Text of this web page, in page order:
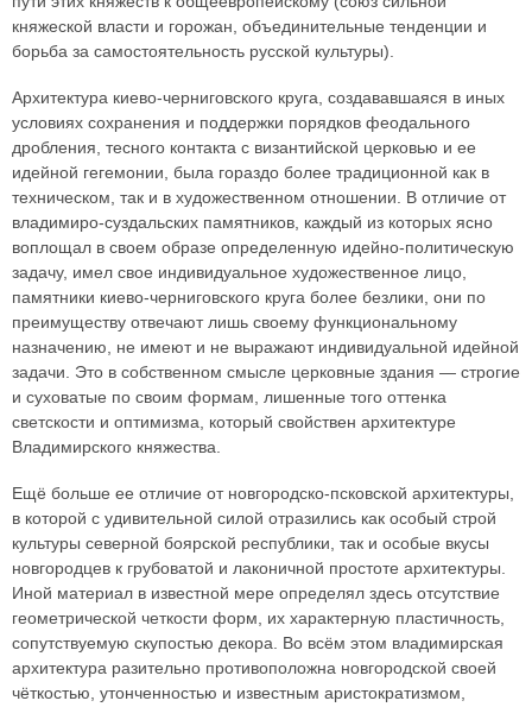
княжеской власти и горожан, объединительные тенденции и
борьба за самостоятельность русской культуры).
Архитектура киево-черниговского круга, создававшаяся в иных
условиях сохранения и поддержки порядков феодального
дробления, тесного контакта с византийской церковью и ее
идейной гегемонии, была гораздо более традиционной как в
техническом, так и в художественном отношении. В отличие от
владимиро-суздальских памятников, каждый из которых ясно
воплощал в своем образе определенную идейно-политическую
задачу, имел свое индивидуальное художественное лицо,
памятники киево-черниговского круга более безлики, они по
преимуществу отвечают лишь своему функциональному
назначению, не имеют и не выражают индивидуальной идейной
задачи. Это в собственном смысле церковные здания — строгие
и суховатые по своим формам, лишенные того оттенка
светскости и оптимизма, который свойствен архитектуре
Владимирского княжества.
Ещё больше ее отличие от новгородско-псковской архитектуры,
в которой с удивительной силой отразились как особый строй
культуры северной боярской республики, так и особые вкусы
новгородцев к грубоватой и лаконичной простоте архитектуры.
Иной материал в известной мере определял здесь отсутствие
геометрической четкости форм, их характерную пластичность,
сопутствуемую скупостью декора. Во всём этом владимирская
архитектура разительно противоположна новгородской своей
чёткостью, утонченностью и известным аристократизмом,